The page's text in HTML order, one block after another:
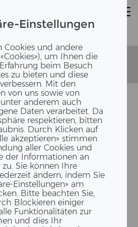
Einstellungen
Cookies und andere
um Ihnen die
beim Besuch
zu bieten und diese
Mit den
von uns sowie von
anderem auch
Daten verarbeitet. Da
respektieren, bitten
Durch Klicken auf
akzeptieren» stimmen
aller Cookies und
der Informationen an
zu. Sie können Ihre
ändern, indem Sie
Einstellungen» am
Bitte beachten Sie,
Blockieren einiger
Funktionalitäten zur
und dies Ihr
Award - Reinraum
BUIL­DING
2023